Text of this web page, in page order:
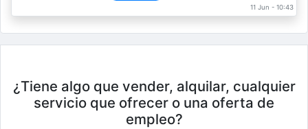
11 Jun - 10:43
¿Tiene algo que vender, alquilar, cualquier
servicio que ofrecer o una oferta de
empleo?